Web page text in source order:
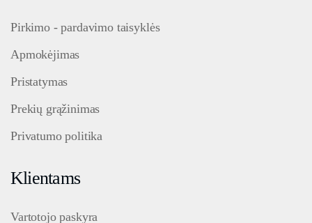
Pirkimo - pardavimo taisyklės
Apmokėjimas
Pristatymas
Prekių grąžinimas
Privatumo politika
Klientams
Vartotojo paskyra